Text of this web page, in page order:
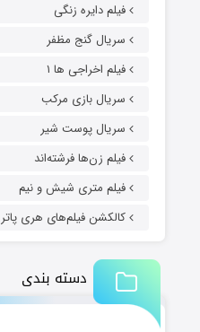
فیلم دایره زنگی
سریال گنج مظفر
فیلم اخراجی ها ۱
سریال بازی مرکب
سریال پوست شیر
فیلم زن‌ها فرشته‌اند
فیلم متری شیش و نیم
کالکشن فیلم‌های هری پاتر
دسته بندی